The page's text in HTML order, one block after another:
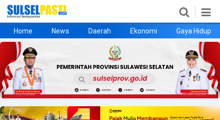
Home
News
Daerah
Ekonomi
Gaya Hidup
Kesehatan
Metro
Nasional
Hukrim
Olahraga
Politik
UMKM
Opini
Home News Daerah Ekonomi Gaya Hidup